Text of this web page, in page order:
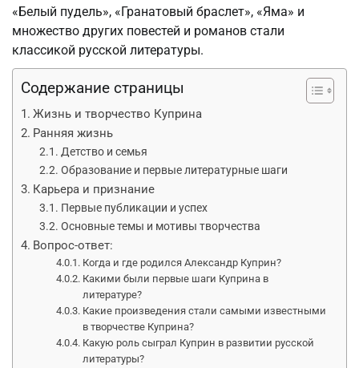
«Белый пудель», «Гранатовый браслет», «Яма» и
множество других повестей и романов стали
классикой русской литературы.
Содержание страницы
Жизнь и творчество Куприна
Ранняя жизнь
Детство и семья
Образование и первые литературные шаги
Карьера и признание
Первые публикации и успех
Основные темы и мотивы творчества
Вопрос-ответ:
Когда и где родился Александр Куприн?
Какими были первые шаги Куприна в
литературе?
Какие произведения стали самыми известными
в творчестве Куприна?
Какую роль сыграл Куприн в развитии русской
литературы?